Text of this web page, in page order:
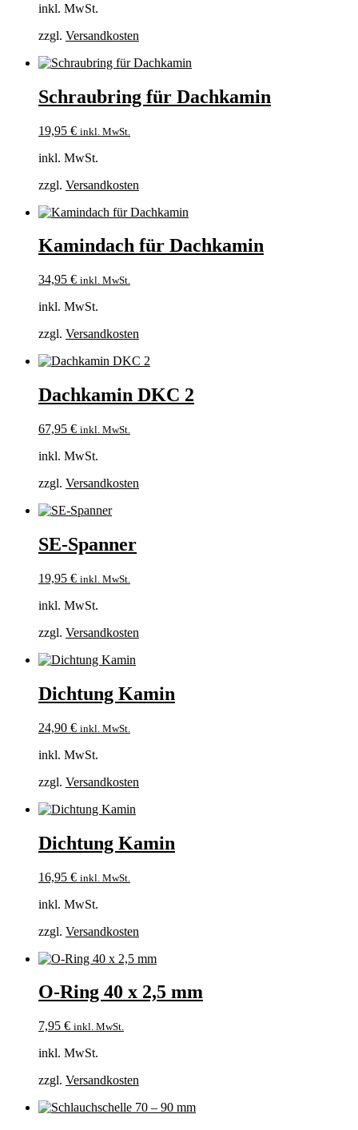
inkl. MwSt.
zzgl. Versandkosten
Schraubring für Dachkamin
19,95 € inkl. MwSt.
inkl. MwSt.
zzgl. Versandkosten
Kamindach für Dachkamin
34,95 € inkl. MwSt.
inkl. MwSt.
zzgl. Versandkosten
Dachkamin DKC 2
67,95 € inkl. MwSt.
inkl. MwSt.
zzgl. Versandkosten
SE-Spanner
19,95 € inkl. MwSt.
inkl. MwSt.
zzgl. Versandkosten
Dichtung Kamin
24,90 € inkl. MwSt.
inkl. MwSt.
zzgl. Versandkosten
Dichtung Kamin
16,95 € inkl. MwSt.
inkl. MwSt.
zzgl. Versandkosten
O-Ring 40 x 2,5 mm
7,95 € inkl. MwSt.
inkl. MwSt.
zzgl. Versandkosten